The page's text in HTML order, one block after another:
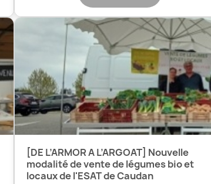
[DE L’ARMOR A L’ARGOAT] Nouvelle
modalité de vente de légumes bio et
locaux de l'ESAT de Caudan